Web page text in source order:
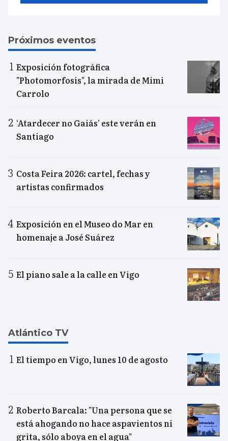
Próximos eventos
Exposición fotográfica
"Photomorfosis", la mirada de Mimi
Carrolo
‘Atardecer no Gaiás’ este verán en
Santiago
Costa Feira 2026: cartel, fechas y
artistas confirmados
Exposición en el Museo do Mar en
homenaje a José Suárez
El piano sale a la calle en Vigo
Atlántico TV
El tiempo en Vigo, lunes 10 de agosto
Roberto Barcala: "Una persona que se
está ahogando no hace aspavientos ni
grita, sólo aboya en el agua"